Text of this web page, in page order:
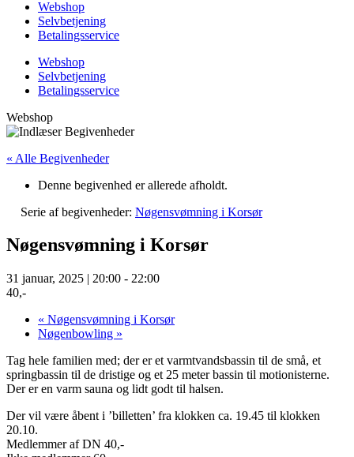
Webshop
Selvbetjening
Betalingsservice
Webshop
Selvbetjening
Betalingsservice
Webshop
« Alle Begivenheder
Denne begivenhed er allerede afholdt.
Serie af begivenheder: Nøgensvømning i Korsør
Nøgensvømning i Korsør
31 januar, 2025 | 20:00 - 22:00
40,-
« Nøgensvømning i Korsør
Nøgenbowling »
Tag hele familien med; der er et varmtvandsbassin til de små, et
springbassin til de dristige og et 25 meter bassin til motionisterne.
Der er en varm sauna og lidt godt til halsen.
Der vil være åbent i ’billetten’ fra klokken ca. 19.45 til klokken
20.10.
Medlemmer af DN 40,-